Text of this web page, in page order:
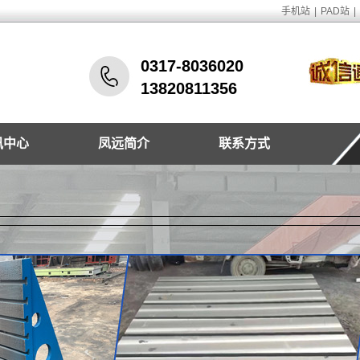
手机站 PAD站
0317-8036020
13820811356
中心 凤远简介 联系方式